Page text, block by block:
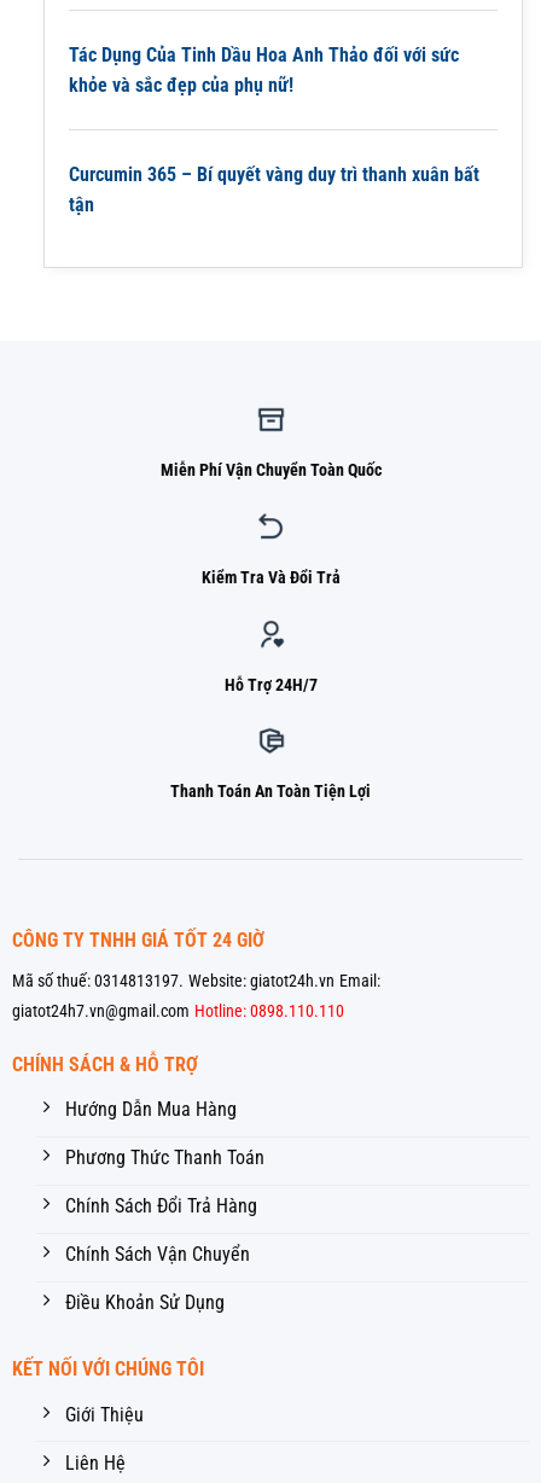
Tác Dụng Của Tinh Dầu Hoa Anh Thảo đối với sức
khỏe và sắc đẹp của phụ nữ!
Curcumin 365 – Bí quyết vàng duy trì thanh xuân bất
tận
Miễn Phí Vận Chuyển Toàn Quốc
Kiểm Tra Và Đổi Trả
Hỗ Trợ 24H/7
Thanh Toán An Toàn Tiện Lợi
CÔNG TY TNHH GIÁ TỐT 24 GIỜ
Mã số thuế: 0314813197. Website: giatot24h.vn Email:
giatot24h7.vn@gmail.com Hotline: 0898.110.110
CHÍNH SÁCH & HỖ TRỢ
Hướng Dẫn Mua Hàng
Phương Thức Thanh Toán
Chính Sách Đổi Trả Hàng
Chính Sách Vận Chuyển
Điều Khoản Sử Dụng
KẾT NỐI VỚI CHÚNG TÔI
Giới Thiệu
Liên Hệ